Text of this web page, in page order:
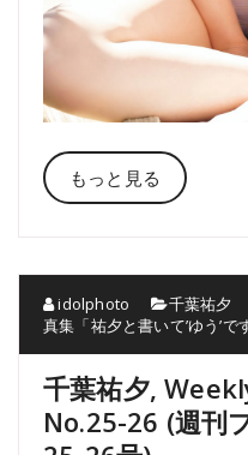
もっと見る
idolphoto 千葉祐夕
真集「祐夕と書いて’ゆう’で
千葉祐夕,
No.25-26 (週刊